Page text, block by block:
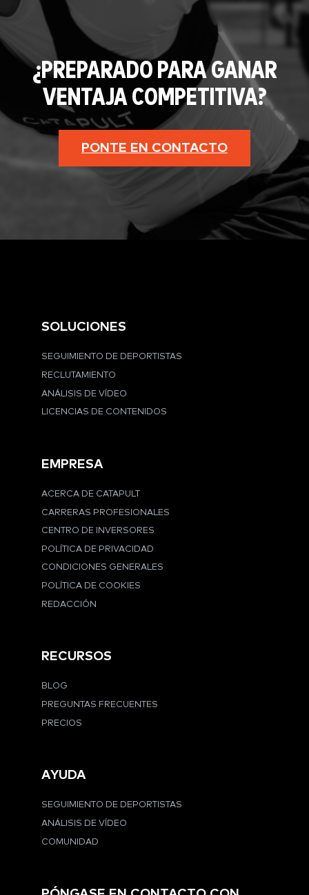
¿PREPARADO PARA GANAR
VENTAJA COMPETITIVA?
PONTE EN CONTACTO
SOLUCIONES
SEGUIMIENTO DE DEPORTISTAS
RECLUTAMIENTO
ANÁLISIS DE VÍDEO
LICENCIAS DE CONTENIDOS
EMPRESA
ACERCA DE CATAPULT
CARRERAS PROFESIONALES
CENTRO DE INVERSORES
POLÍTICA DE PRIVACIDAD
CONDICIONES GENERALES
POLÍTICA DE COOKIES
REDACCIÓN
RECURSOS
BLOG
PREGUNTAS FRECUENTES
PRECIOS
AYUDA
SEGUIMIENTO DE DEPORTISTAS
ANÁLISIS DE VÍDEO
COMUNIDAD